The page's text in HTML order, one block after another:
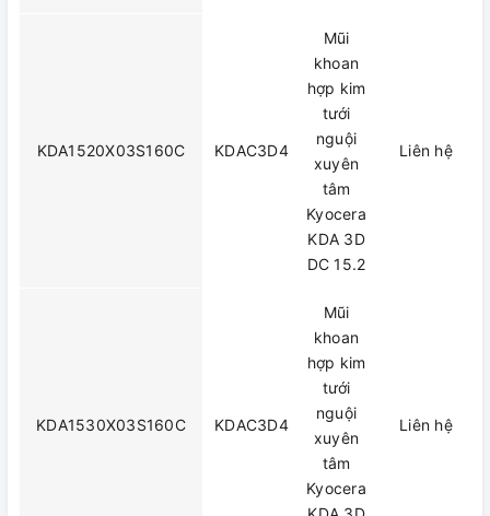
KDA1520X03S160C KDAC3D4
Mũi
khoan
hợp kim
tưới
nguội
xuyên
tâm
Kyocera
KDA 3D
DC 15.2
Liên hệ
KDA1530X03S160C KDAC3D4
Mũi
khoan
hợp kim
tưới
nguội
xuyên
tâm
Kyocera
Liên hệ